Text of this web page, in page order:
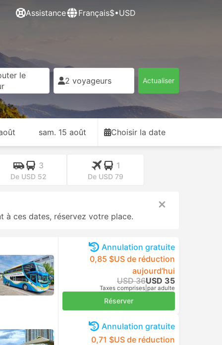
Assistance Français$•USD
le
2 voyageurs Actualiser
sam. 15 août Choisir la date
3
De USD 52
1
De USD 79
à ces dates, réservez votre place.
Annulation gratuite
0,85 $US de réduction
aujourd’hui
USD 36USD 35
Taxes comprises par adulte
Réserver
Annulation gratuite
0,71 $US de réduction